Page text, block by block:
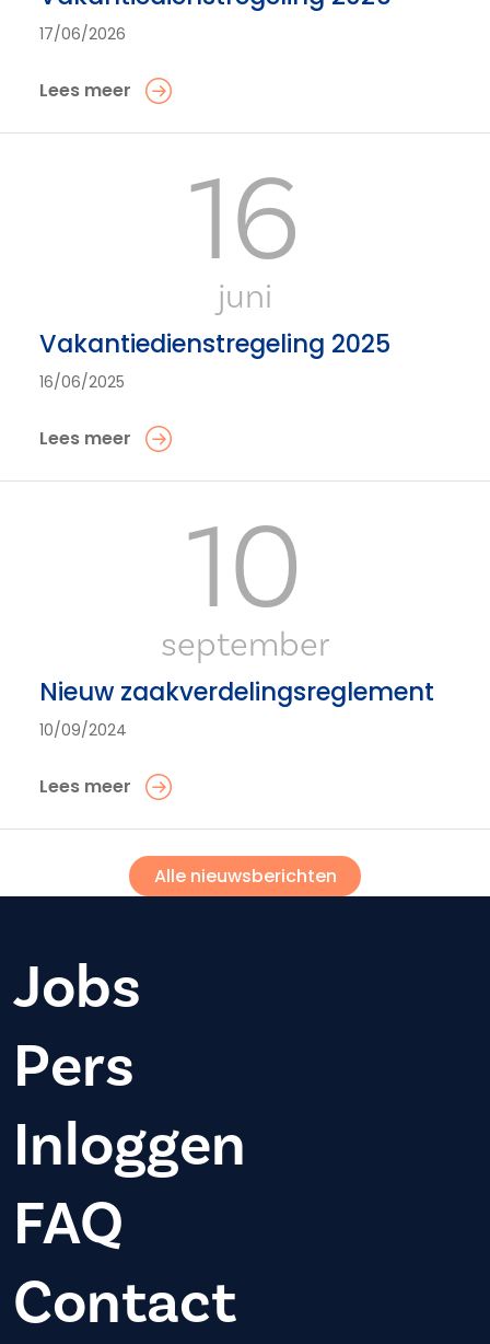
17/06/2026
Lees meer
16
juni
Vakantiedienstregeling 2025
16/06/2025
Lees meer
10
september
Nieuw zaakverdelingsreglement
10/09/2024
Lees meer
Alle nieuwsberichten
Jobs
Pers
Inloggen
FAQ
Contact